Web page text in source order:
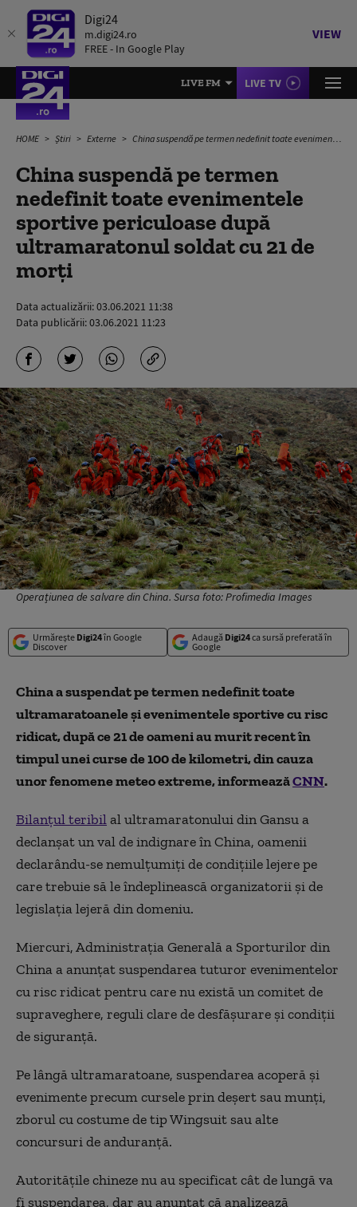
Digi24
m.digi24.ro
FREE - In Google Play
VIEW
LIVE FM LIVE TV
HOME Știri Externe China suspendă pe termen nedefinit toate evenimentele sportive periculoase după ultramaratonul soldat cu 21 de morți
China suspendă pe termen
nedefinit toate evenimentele
sportive periculoase după
ultramaratonul soldat cu 21 de
morți
Data actualizării:03.06.2021 11:38
Data publicării:03.06.2021 11:23
Operațiunea de salvare din China. Sursa foto: Profimedia Images
Urmărește Digi24în Google
Discover
Adaugă Digi24ca sursă preferată în
Google
China a suspendat pe termen nedefinit toate
ultramaratoanele și evenimentele sportive cu risc
ridicat, după ce 21 de oameni au murit recent în
timpul unei curse de 100 de kilometri, din cauza
unor fenomene meteo extreme, informeazăCNN.
Bilanțul teribilal ultramaratonului din Gansu a
declanșat un val de indignare în China, oamenii
declarându-se nemulțumiți de condițiile lejere pe
care trebuie să le îndeplinească organizatorii și de
legislația lejeră din domeniu.
Miercuri, Administrația Generală a Sporturilor din
China a anunțat suspendarea tuturor evenimentelor
cu risc ridicat pentru care nu există un comitet de
supraveghere, reguli clare de desfășurare și condiții
de siguranță.
Pe lângă ultramaratoane, suspendarea acoperă și
evenimente precum cursele prin deșert sau munți,
zborul cu costume de tip Wingsuit sau alte
concursuri de anduranță.
Autoritățile chineze nu au specificat cât de lungă va
fi suspendarea, dar au anunțat că analizează